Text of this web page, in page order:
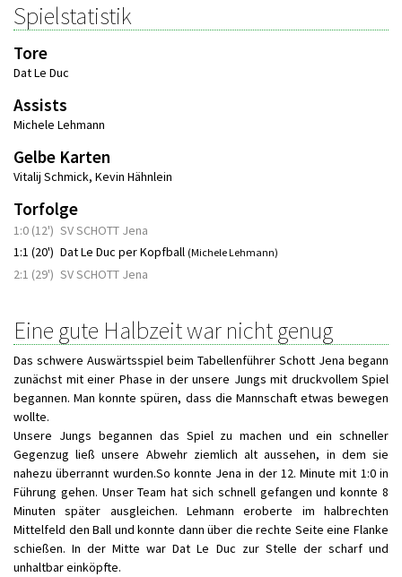
Spielstatistik
Tore
Dat Le Duc
Assists
Michele Lehmann
Gelbe Karten
Vitalij Schmick, Kevin Hähnlein
Torfolge
1:0 (12') SV SCHOTT Jena
1:1 (20') Dat Le Duc per Kopfball (Michele Lehmann)
2:1 (29') SV SCHOTT Jena
Eine gute Halbzeit war nicht genug
Das schwere Auswärtsspiel beim Tabellenführer Schott Jena begann
zunächst mit einer Phase in der unsere Jungs mit druckvollem Spiel
begannen. Man konnte spüren, dass die Mannschaft etwas bewegen
wollte.
Unsere Jungs begannen das Spiel zu machen und ein schneller
Gegenzug ließ unsere Abwehr ziemlich alt aussehen, in dem sie
nahezu überrannt wurden.So konnte Jena in der 12. Minute mit 1:0 in
Führung gehen. Unser Team hat sich schnell gefangen und konnte 8
Minuten später ausgleichen. Lehmann eroberte im halbrechten
Mittelfeld den Ball und konnte dann über die rechte Seite eine Flanke
schießen. In der Mitte war Dat Le Duc zur Stelle der scharf und
unhaltbar einköpfte.